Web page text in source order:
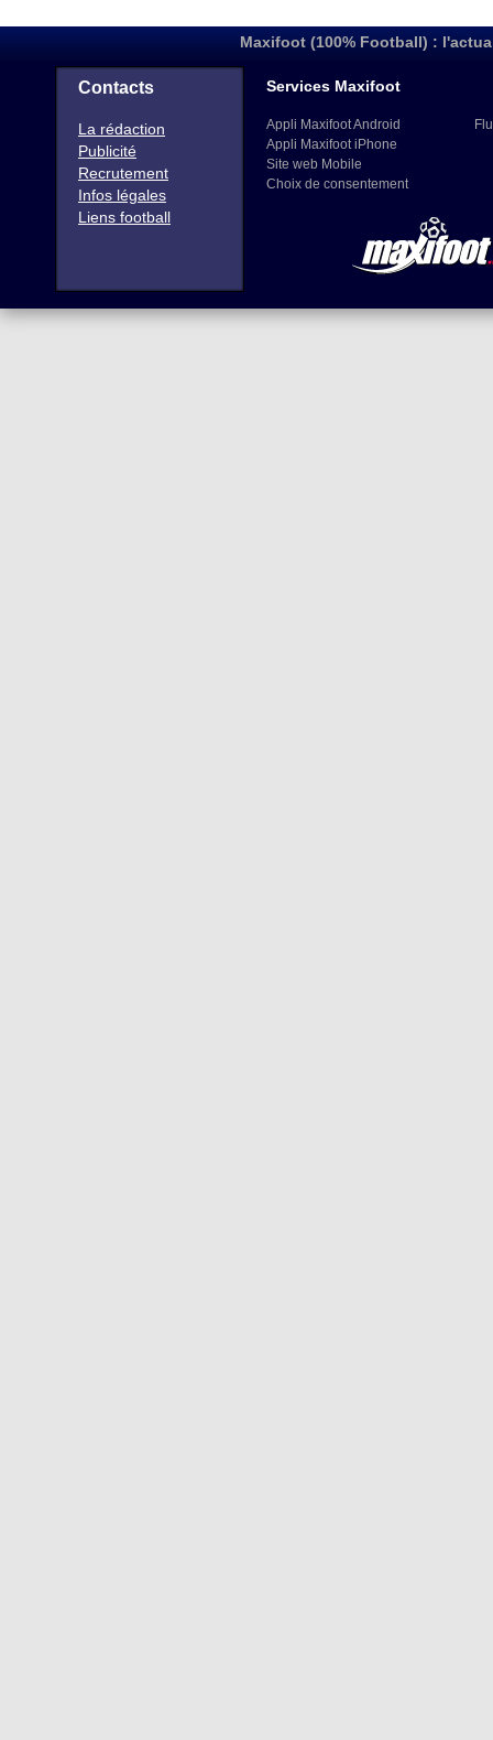
Maxifoot (100% Football) :
Contacts
La rédaction
Publicité
Recrutement
Infos légales
Liens football
Services Maxifoot
Appli Maxifoot Android
Appli Maxifoot iPhone
Site web Mobile
Choix de consentement